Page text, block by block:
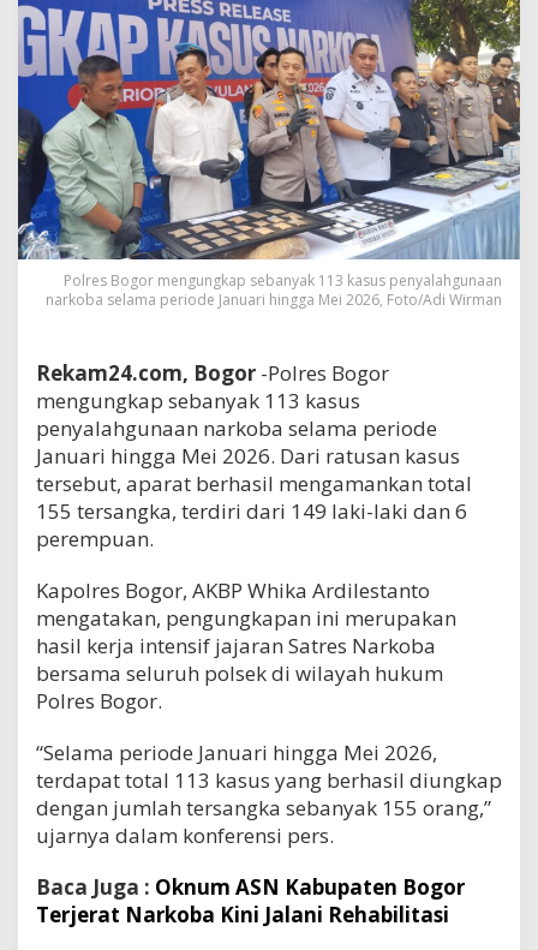
Polres Bogor mengungkap sebanyak 113 kasus penyalahgunaan
narkoba selama periode Januari hingga Mei 2026, Foto/Adi Wirman
Rekam24.com, Bogor -Polres Bogor
mengungkap sebanyak 113 kasus
penyalahgunaan narkoba selama periode
Januari hingga Mei 2026. Dari ratusan kasus
tersebut, aparat berhasil mengamankan total
155 tersangka, terdiri dari 149 laki-laki dan 6
perempuan.
Kapolres Bogor, AKBP Whika Ardilestanto
mengatakan, pengungkapan ini merupakan
hasil kerja intensif jajaran Satres Narkoba
bersama seluruh polsek di wilayah hukum
Polres Bogor.
“Selama periode Januari hingga Mei 2026,
terdapat total 113 kasus yang berhasil diungkap
dengan jumlah tersangka sebanyak 155 orang,”
ujarnya dalam konferensi pers.
Baca Juga : Oknum ASN Kabupaten Bogor
Terjerat Narkoba Kini Jalani Rehabilitasi